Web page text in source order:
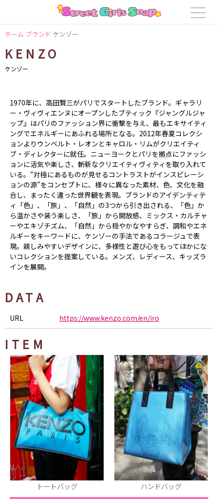
ホーム ブランド ケンゾー
KENZO
ケンゾー
1970年に、高田賢三がパリでスタートしたブランド。ギャラリ
ー・ヴィヴィエンヌにオープンしたブティック『ジャングルジャ
ップ』はパリのファッション界に衝撃を与え、最もエキサイティ
ングでエネルギーにあふれる場所となる。2012年春夏コレクシ
ョンよりウンベルト・レオンとキャロル・リムがクリエイティ
ブ・ディレクターに就任。ニューヨークとパリを拠点にファッシ
ョンに活気や楽しさ、斬新なクリエイティヴィティを取り入れて
いる。“対極にあるものが見せるコントラストがインスピレーシ
ョンの源”をコンセプトに、様々に異なった素材、色、文化を融
合し、まったく違った世界観を表現。ブランドのアイデンティテ
ィ「色」、「旅」、「自然」の3つから引き出される、「色」か
ら温かさや装う楽しさ、「旅」から開放感、ミックス・カルチャ
ーやエキゾチズム、「自然」から穏やかなやすらぎ、調和やエネ
ルギーをキーワードに、ケンゾーの手法であるコラージュで表
現。親しみやすいデザインに、多様性と遊び心をもってほかにな
いコレクションを提案している。メンズ、レディース、キッズラ
インを展開。
DATA
URL https://www.kenzo.com/en/iro
ITEM
トートバッグ ハンドバッグ